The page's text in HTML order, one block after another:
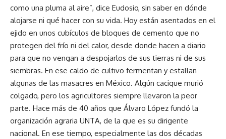
como una pluma al aire”, dice Eudosio, sin saber en dónde
alojarse ni qué hacer con su vida. Hoy están asentados en el
ejido en unos cubículos de bloques de cemento que no
protegen del frío ni del calor, desde donde hacen a diario
para que no vengan a despojarlos de sus tierras ni de sus
siembras. En ese caldo de cultivo fermentan y estallan
algunas de las masacres en México. Algún cacique murió
colgado, pero los agricultores siempre llevaron la peor
parte. Hace más de 40 años que Álvaro López fundó la
organización agraria UNTA, de la que es su dirigente
nacional. En ese tiempo, especialmente las dos décadas